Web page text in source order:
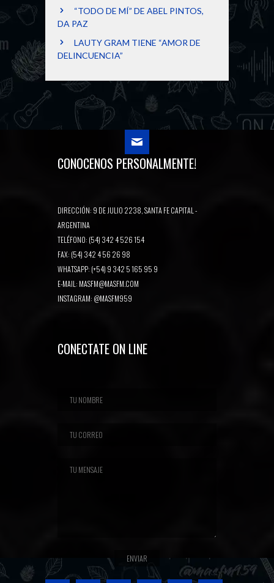
“TODO DE MÍ” DE ABEL PINTOS,
DA PAZ
LAUTY GRAM TIENE “AMOR DE
DELINCUENCIA”
CONOCENOS PERSONALMENTE!
DIRECCIÓN: 9 DE JULIO 2238, SANTA FE CAPITAL -
ARGENTINA
TELÉFONO: (54) 342 4 526 154
FAX: (54) 342 4 56 26 98
WHATSAPP: (+54) 9 342 5 165 95 9
E-MAIL: MASFM@MASFM.COM
INSTAGRAM: @MASFM959
CONECTATE ON LINE